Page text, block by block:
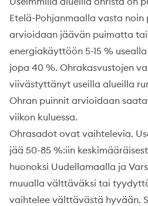
Etelä-Pohjanmaalla vasta
arvioidaan jäävän puimatta
energiakäyttöön 5-15 %
jopa 40 %. Ohrakasvustojen
viivästyttänyt useilla alueilla
Ohran puinnit arvioidaan
viikon kuluessa.
Ohrasadot ovat vaihtelevia.
jää 50-85 %:iin
huonoksi Uudellamaalla ja
muualla välttäväksi tai
vaihtelee välttävästä hyvään.